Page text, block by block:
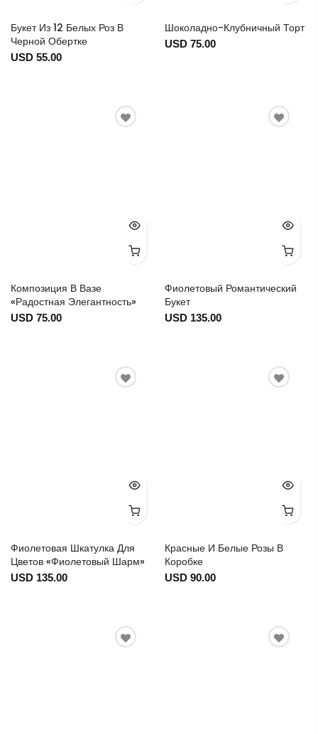
Букет Из 12 Белых Роз В
Черной Обертке
USD 55.00
Шоколадно-Клубничный Торт
USD 75.00
Композиция В Вазе
«Радостная Элегантность»
USD 75.00
Фиолетовый Романтический
Букет
USD 135.00
Фиолетовая Шкатулка Для
Цветов «Фиолетовый Шарм»
USD 135.00
Красные И Белые Розы В
Коробке
USD 90.00